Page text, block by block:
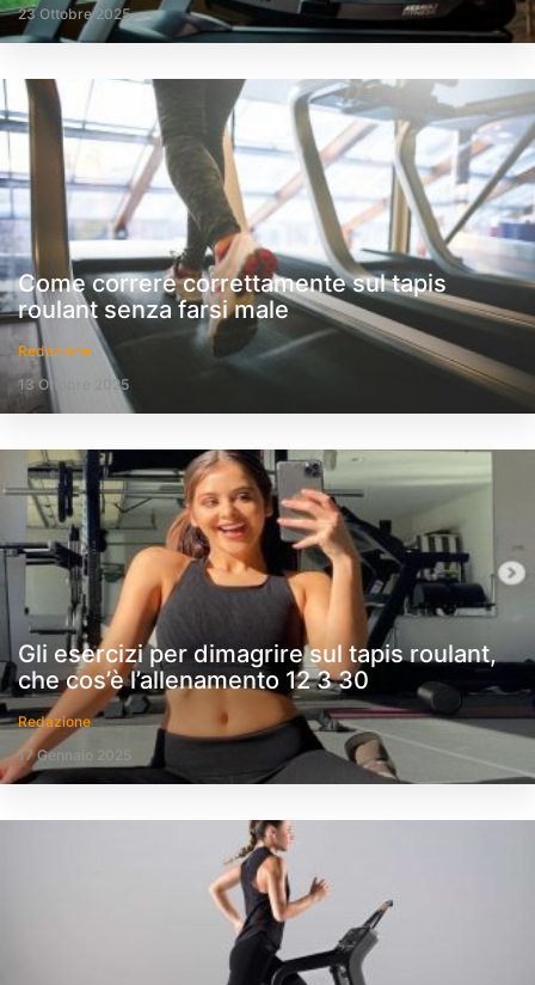
23 Ottobre 2025
Come correre correttamente sul tapis
roulant senza farsi male
Redazione
13 Ottobre 2025
Gli esercizi per dimagrire sul tapis roulant,
che cos’è l’allenamento 12 3 30
Redazione
17 Gennaio 2025